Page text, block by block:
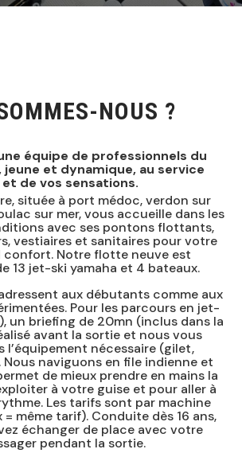
NOUS ?
équipe de professionnels du
et dynamique, au service
de vos sensations.
située à port médoc, verdon sur
sur mer, vous accueille dans les
avec ses pontons flottants,
vestiaires et sanitaires pour votre
confort. Notre flotte neuve est
13 jet-ski yamaha et 4 bateaux.
aux débutants comme aux
Pour les parcours en jet-
un briefing de 20mn (inclus dans la
avant la sortie et nous vous
l’équipement nécessaire (gilet,
naviguons en file indienne et
de mieux prendre en mains la
à votre guise et pour aller à
Les tarifs sont par machine
= même tarif). Conduite dès 16 ans,
échanger de place avec votre
pendant la sortie.